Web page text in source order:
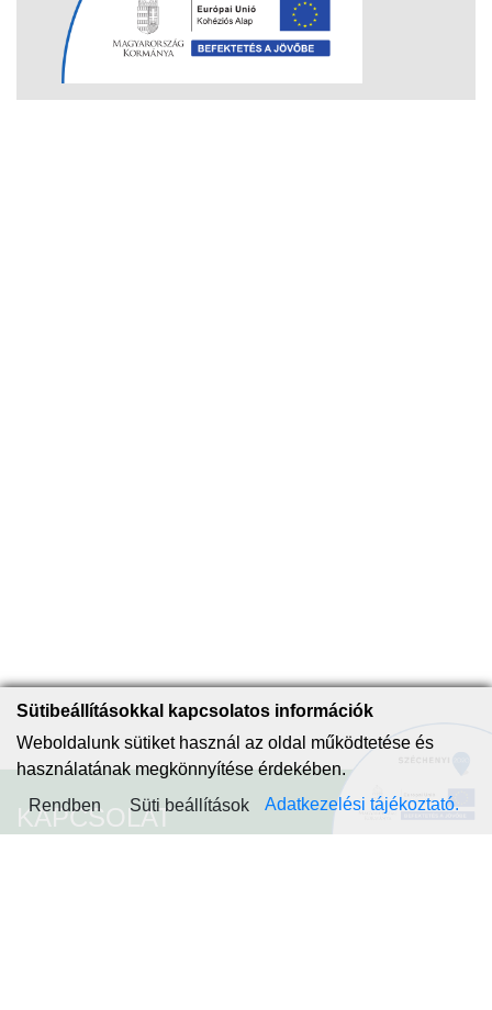
Sütibeállításokkal kapcsolatos információk
Weboldalunk sütiket használ az oldal működtetése és
használatának megkönnyítése érdekében.
Rendben
Süti beállítások Adatkezelési tájékoztató.
KAPCSOLAT